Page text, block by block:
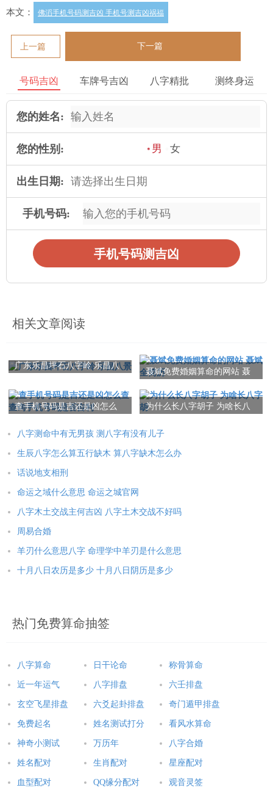
本文： 佛滔手机号码测吉凶 手机号测吉凶祸福
上一篇 下一篇
号码吉凶 车牌号吉凶 八字精批 测终身运
您的姓名:
您的性别: 男 女
出生日期:
手机号码:
手机号码测吉凶
相关文章阅读
广东乐昌坪石八字岭 乐昌八
聂斌免费婚姻算命的网站 聂
查手机号码是吉还是凶怎么
为什么长八字胡子 为啥长八
八字测命中有无男孩 测八字有没有儿子
生辰八字怎么算五行缺木 算八字缺木怎么办
话说地支相刑
命运之域什么意思 命运之城官网
八字木土交战主何吉凶 八字土木交战不好吗
周易合婚
羊刃什么意思八字 命理学中羊刃是什么意思
十月八日农历是多少 十月八日阴历是多少
热门免费算命抽签
八字算命 日干论命 称骨算命
近一年运气 八字排盘 六壬排盘
玄空飞星排盘 六爻起卦排盘 奇门遁甲排盘
免费起名 姓名测试打分 看风水算命
神奇小测试 万历年 八字合婚
姓名配对 生肖配对 星座配对
血型配对 QQ缘分配对 观音灵签